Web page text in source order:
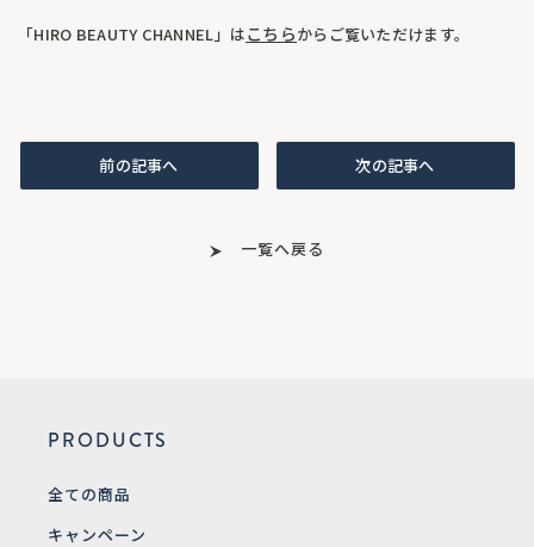
「HIRO BEAUTY CHANNEL」はこちらからご覧いただけます。
前の記事へ
一覧へ戻る
次の記事へ
PRODUCTS
全ての商品
キャンペーン